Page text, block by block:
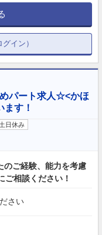
イン）
パート求人☆<かほ
ます！
土日休み
ご経験、能力を考慮
ご相談ください！
さい